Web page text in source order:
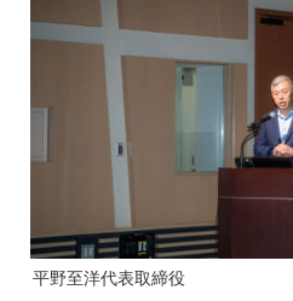
平野至洋代表取締役